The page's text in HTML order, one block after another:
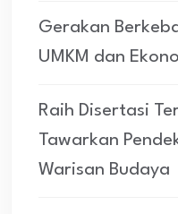
Gerakan
UMKM dan
Raih Disertasi
Tawarkan
Warisan Budaya